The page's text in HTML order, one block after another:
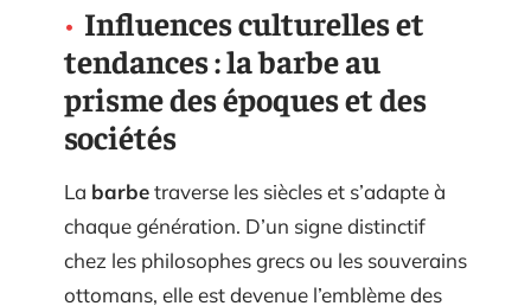
Influences culturelles et
tendances : la barbe au
prisme des époques et des
sociétés
La barbetraverse les siècles et s’adapte à
chaque génération. D’un signe distinctif
chez les philosophes grecs ou les souverains
ottomans, elle est devenue l’emblème des